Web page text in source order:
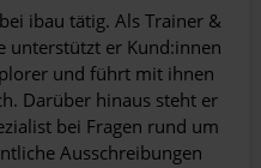
ibau tätig. Als Trainer &
unterstützt er Kund:innen
und führt mit ihnen
Darüber hinaus steht er
bei Fragen rund um
Ausschreibungen